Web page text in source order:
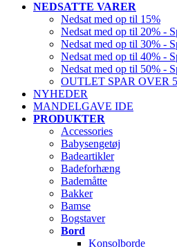
NEDSATTE VARER
Nedsat med op til 15%
Nedsat med op til 20% -
Nedsat med op til 30% -
Nedsat med op til 40% -
Nedsat med op til 50% -
OUTLET SPAR OVER
NYHEDER
MANDELGAVE IDE
PRODUKTER
Accessories
Babysengetøj
Badeartikler
Badeforhæng
Bademåtte
Bakker
Bamse
Bogstaver
Bord
Konsolborde